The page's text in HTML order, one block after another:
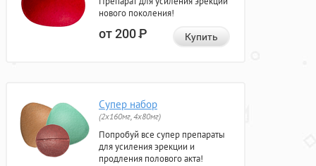
нового поколения!
от 200Р Купить
Супер набор
(2х160мг, 4х80мг)
Попробуй все супер препараты
для усиления эрекции и
продления полового акта!